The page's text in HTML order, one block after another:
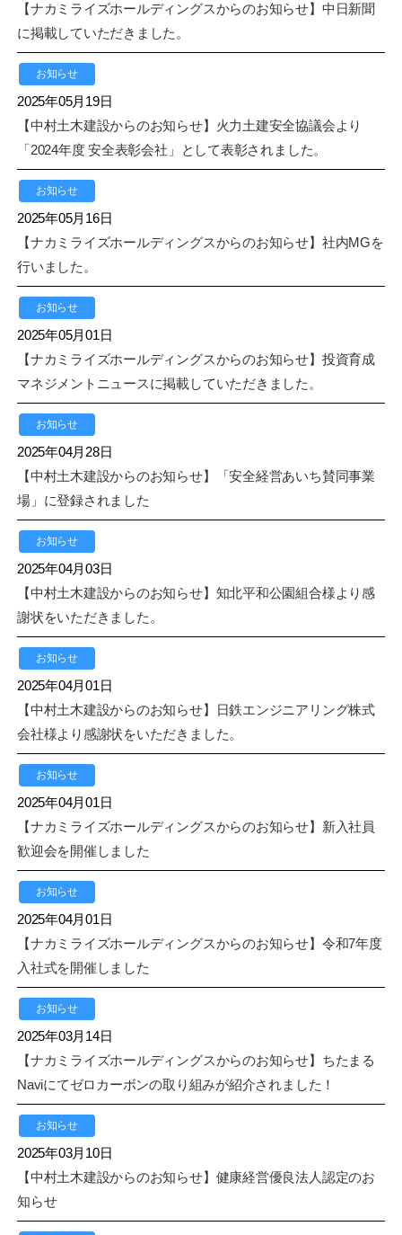
【ナカミライズホールディングスからのお知らせ】中日新聞
に掲載していただきました。
お知らせ
2025年05月19日
【中村土木建設からのお知らせ】火力土建安全協議会より
「2024年度 安全表彰会社」として表彰されました。
お知らせ
2025年05月16日
【ナカミライズホールディングスからのお知らせ】社内MGを
行いました。
お知らせ
2025年05月01日
【ナカミライズホールディングスからのお知らせ】投資育成
マネジメントニュースに掲載していただきました。
お知らせ
2025年04月28日
【中村土木建設からのお知らせ】「安全経営あいち賛同事業
場」に登録されました
お知らせ
2025年04月03日
【中村土木建設からのお知らせ】知北平和公園組合様より感
謝状をいただきました。
お知らせ
2025年04月01日
【中村土木建設からのお知らせ】日鉄エンジニアリング株式
会社様より感謝状をいただきました。
お知らせ
2025年04月01日
【ナカミライズホールディングスからのお知らせ】新入社員
歓迎会を開催しました
お知らせ
2025年04月01日
【ナカミライズホールディングスからのお知らせ】令和7年度
入社式を開催しました
お知らせ
2025年03月14日
【ナカミライズホールディングスからのお知らせ】ちたまる
Naviにてゼロカーボンの取り組みが紹介されました！
お知らせ
2025年03月10日
【中村土木建設からのお知らせ】健康経営優良法人認定のお
知らせ